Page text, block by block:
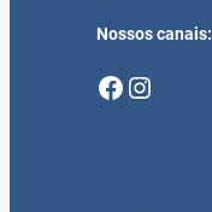
Nossos canais:
Facebook Instagram